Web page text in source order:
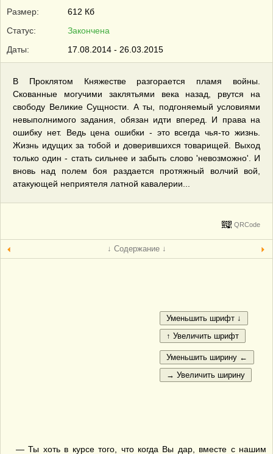
Размер:
612 Кб
Статус:
Закончена
Даты:
17.08.2014 - 26.03.2015
В Проклятом Княжестве разгорается пламя войны.
Скованные могучими заклятьями века назад, рвутся на
свободу Великие Сущности. А ты, подгоняемый условиями
невыполнимого задания, обязан идти вперед. И права на
ошибку нет. Ведь цена ошибки - это всегда чья-то жизнь.
Жизнь идущих за тобой и доверившихся товарищей. Выход
только один - стать сильнее и забыть слово 'невозможно'. И
вновь над полем боя раздается протяжный волчий вой,
атакующей неприятеля латной кавалерии...
QRCode
↓ Содержание ↓
— Ты хоть в курсе того, что когда Вы дар, вместе с нашим